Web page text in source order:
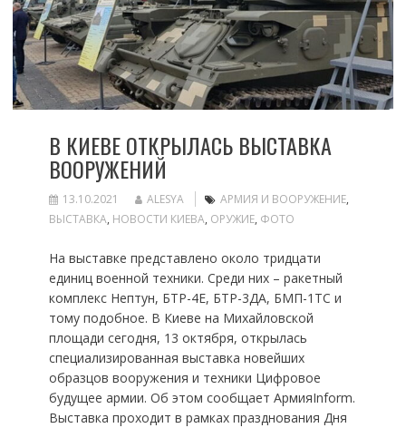
В КИЕВЕ ОТКРЫЛАСЬ ВЫСТАВКА
ВООРУЖЕНИЙ
13.10.2021 ALESYA АРМИЯ И ВООРУЖЕНИЕ,
ВЫСТАВКА, НОВОСТИ КИЕВА, ОРУЖИЕ, ФОТО
На выставке представлено около тридцати
единиц военной техники. Среди них – ракетный
комплекс Нептун, БТР-4Е, БТР-3ДА, БМП-1ТС и
тому подобное. В Киеве на Михайловской
площади сегодня, 13 октября, открылась
специализированная выставка новейших
образцов вооружения и техники Цифровое
будущее армии. Об этом сообщает АрмияInform.
Выставка проходит в рамках празднования Дня